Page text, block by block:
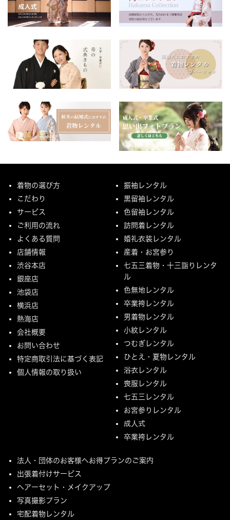
着物の選び方
こだわり
サービス
ご利用の流れ
よくある質問
店舗情報
渋谷本店
銀座店
池袋店
横浜店
熱海店
会社概要
お問い合わせ
特定商取引法に基づく表記
個人情報の取り扱い
振袖レンタル
黒留袖レンタル
色留袖レンタル
訪問着レンタル
婚礼衣装レンタル
産着・お宮参り
七五三着物・十三詣りレンタ
ル
色無地レンタル
卒業袴レンタル
男着物レンタル
小紋レンタル
つむぎレンタル
ひとえ・夏物レンタル
浴衣レンタル
喪服レンタル
七五三レンタル
お宮参りレンタル
成人式
卒業袴レンタル
法人・団体のお客様へお得プランのご案内
出張着付けサービス
ヘアーセット・メイクアップ
写真撮影プラン
宅配着物レンタル